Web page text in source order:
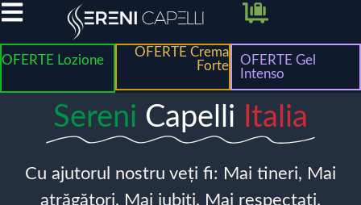
OFERTE Lozione
OFERTE Crema
Forte
OFERTE Gel
Intenso
Sereni Capelli Italia
Cu ajutorul nostru veți fi: Mai tineri, Mai
atrăgători, Mai iubiți, Mai respectați.